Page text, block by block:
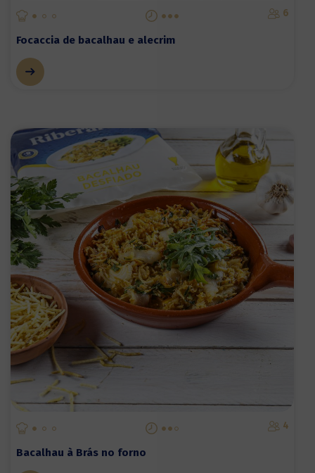
6
Focaccia de bacalhau e alecrim
4
Bacalhau à Brás no forno